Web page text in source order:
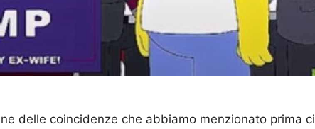
delle coincidenze che abbiamo menzionato prima ci